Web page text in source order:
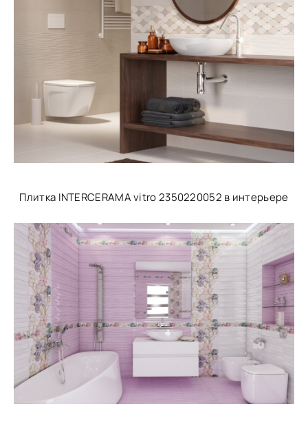
Плитка INTERCERAMA vitro 2350220052 в интерьере